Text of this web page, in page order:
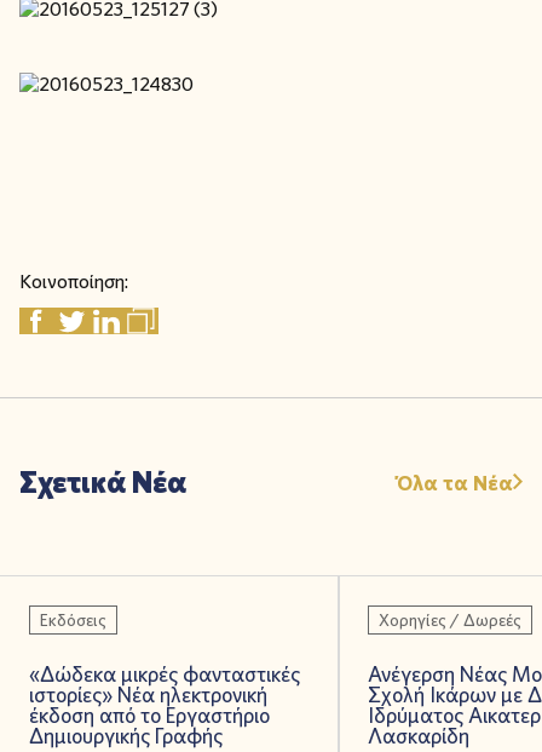
Κοινοποίηση:
Σχετικά Νέα Όλα τα Νέα
Εκδόσεις
«Δώδεκα μικρές φανταστικές
ιστορίες» Νέα ηλεκτρονική
έκδοση από το Εργαστήριο
Δημιουργικής Γραφής
Χορηγίες / Δωρεές
Ανέγερση Νέας
Σχολή Ικάρων με
Ιδρύματος
Λασκαρίδη